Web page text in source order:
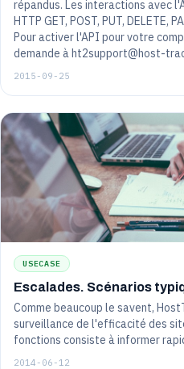
répandus. Les interactions avec
HTTP GET, POST, PUT, DELETE,
Pour activer l'API pour votre
demande à ht2support@host-
2015-09-25
USECASE
Escalades. Scénarios
Comme beaucoup le savent,
surveillance de l'efficacité des
fonctions consiste à informer
problème. L'efficacité des
2014-06-12